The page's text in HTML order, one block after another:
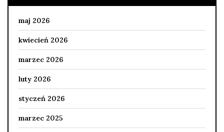
maj 2026
kwiecień 2026
marzec 2026
luty 2026
styczeń 2026
marzec 2025